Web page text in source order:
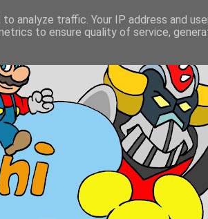
analyze traffic. Your IP address and
to ensure quality of service,